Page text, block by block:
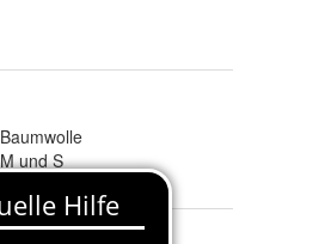
Baumwolle
M und S